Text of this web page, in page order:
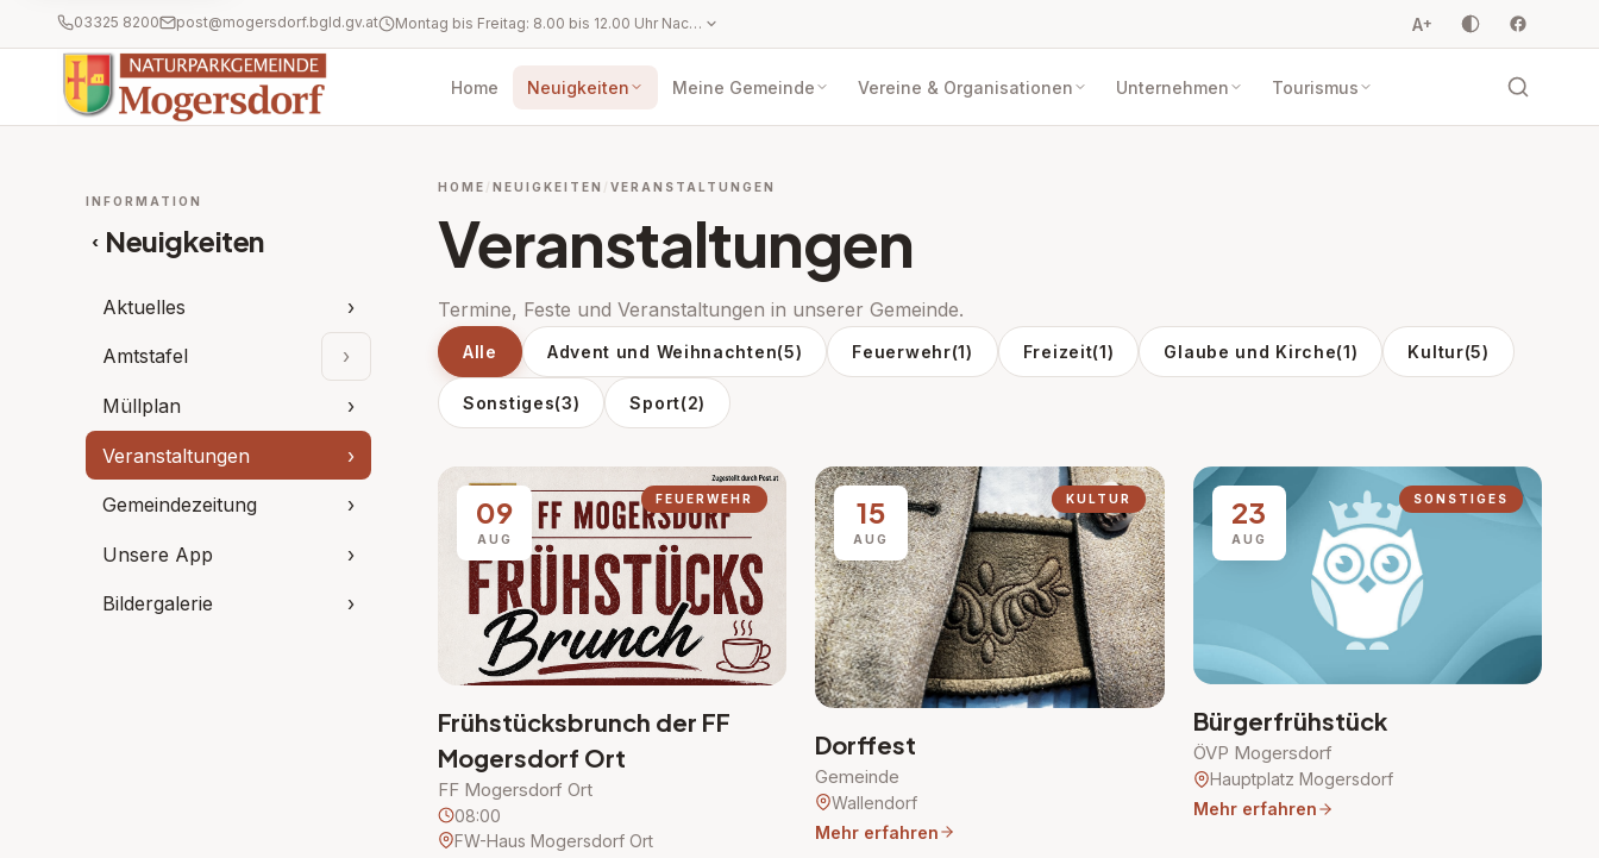
03325 8200 post@mogersdorf.bgld.gv.at Montag bis Freitag: 8.00 bis 12.00 Uhr Nachmittags sind Termine nach telefonischer Vereinbarung möglich! A+
Home Neuigkeiten Meine Gemeinde Vereine & Organisationen Unternehmen Tourismus
INFORMATION
‹ Neuigkeiten
Aktuelles ›
Amtstafel ›
Unterpunkte aufklappen: Amtstafel
Müllplan
›
Veranstaltungen ›
Gemeindezeitung ›
Unsere App ›
Bildergalerie ›
HOME NEUIGKEITEN VERANSTALTUNGEN
Veranstaltungen
Termine, Feste und Veranstaltungen in unserer Gemeinde.
Alle Advent und Weihnachten(5) Feuerwehr(1) Freizeit(1) Glaube und Kirche(1) Kultur(5)
Sonstiges(3) Sport(2)
09
AUG
FEUERWEHR
Frühstücksbrunch der FF
Mogersdorf Ort
FF Mogersdorf Ort
08:00
FW-Haus Mogersdorf Ort
15
AUG
KULTUR
Dorffest
Gemeinde
Wallendorf
Mehr erfahren
23
AUG
SONSTIGES
Bürgerfrühstück
ÖVP Mogersdorf
Hauptplatz Mogersdorf
Mehr erfahren